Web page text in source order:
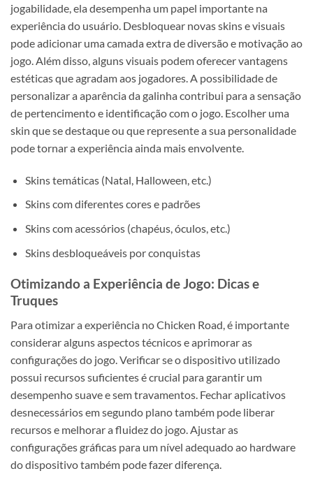
jogabilidade, ela desempenha um papel importante na
experiência do usuário. Desbloquear novas skins e visuais
pode adicionar uma camada extra de diversão e motivação ao
jogo. Além disso, alguns visuais podem oferecer vantagens
estéticas que agradam aos jogadores. A possibilidade de
personalizar a aparência da galinha contribui para a sensação
de pertencimento e identificação com o jogo. Escolher uma
skin que se destaque ou que represente a sua personalidade
pode tornar a experiência ainda mais envolvente.
Skins temáticas (Natal, Halloween, etc.)
Skins com diferentes cores e padrões
Skins com acessórios (chapéus, óculos, etc.)
Skins desbloqueáveis por conquistas
Otimizando a Experiência de Jogo: Dicas e
Truques
Para otimizar a experiência no Chicken Road, é importante
considerar alguns aspectos técnicos e aprimorar as
configurações do jogo. Verificar se o dispositivo utilizado
possui recursos suficientes é crucial para garantir um
desempenho suave e sem travamentos. Fechar aplicativos
desnecessários em segundo plano também pode liberar
recursos e melhorar a fluidez do jogo. Ajustar as
configurações gráficas para um nível adequado ao hardware
do dispositivo também pode fazer diferença.